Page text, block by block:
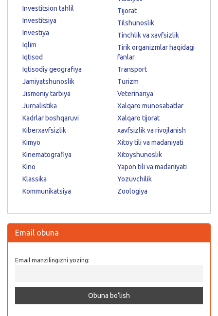
Investitsion tahlil
Investitsiya
Investiya
Iqlim
Iqtisod
Iqtisodiy geografiya
Jamiyatshunoslik
Jismoniy tarbiya
Jurnalistika
Kadrlar boshqaruvi
Kiberxavfsizlik
Kimyo
Kinematografiya
Kino
Klassika
Kommunikatsiya
Tijorat
Tilshunoslik
Tinchlik va xavfsizlik
Tirik organizmlar haqidagi
fanlar
Transport
Turizm
Veterinariya
Xalqaro munosabatlar
Xalqaro tijorat
xavfsizlik va rivojlanish
Xitoy tili va madaniyati
Xitoyshunoslik
Yapon tili va madaniyati
Yozuvchilik
Zoologiya
Email obuna
Email manzilingizni yozing: